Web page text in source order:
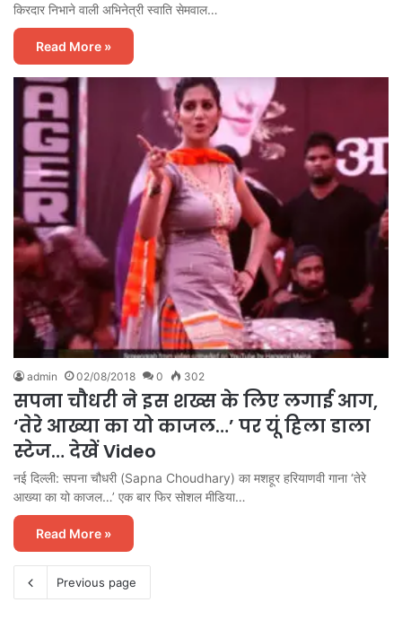
किरदार निभाने वाली अभिनेत्री स्वाति सेमवाल…
Read More »
admin 02/08/2018 0 302
सपना चौधरी ने इस शख्स के लिए लगाई आग,
‘तेरे आख्या का यो काजल…’ पर यूं हिला डाला
स्टेज… देखें Video
नई दिल्ली: सपना चौधरी (Sapna Choudhary) का मशहूर हरियाणवी गाना ‘तेरे
आख्या का यो काजल…’ एक बार फिर सोशल मीडिया…
Read More »
Previous page